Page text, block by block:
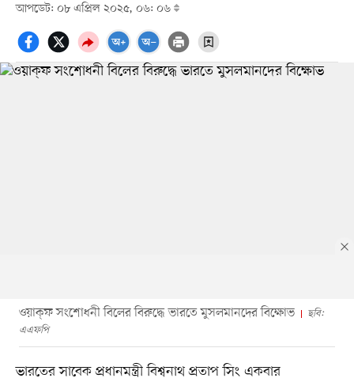
আপডেট: ০৮ এপ্রিল ২০২৫, ০৬: ০৬
ওয়াক্‌ফ সংশোধনী বিলের বিরুদ্ধে ভারতে মুসলমানদের বিক্ষোভ
ছবি:
এএফপি
ভারতের সাবেক প্রধানমন্ত্রী বিশ্বনাথ প্রতাপ সিং একবার